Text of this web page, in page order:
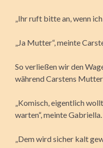
„Ihr ruft bitte an, wenn
„Ja Mutter“, meinte
So verließen wir den
während Carstens
„Komisch, eigentlich
warten“, meinte Gabriella.
„Dem wird sicher kalt